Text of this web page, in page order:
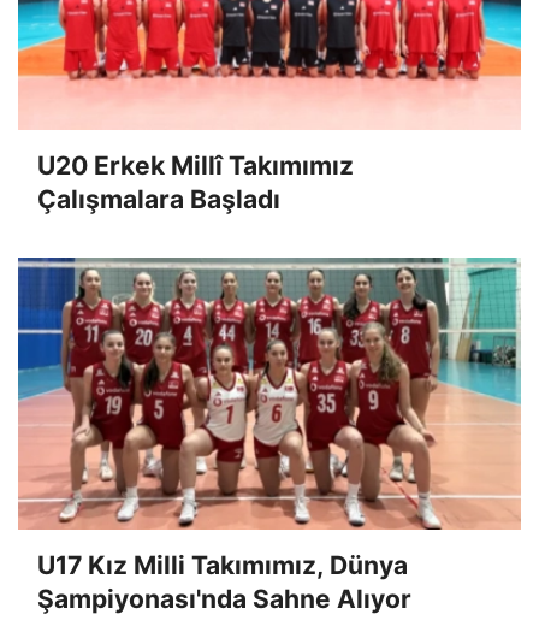
U20 Erkek Millî Takımımız
Çalışmalara Başladı
U17 Kız Milli Takımımız, Dünya
Şampiyonası'nda Sahne Alıyor